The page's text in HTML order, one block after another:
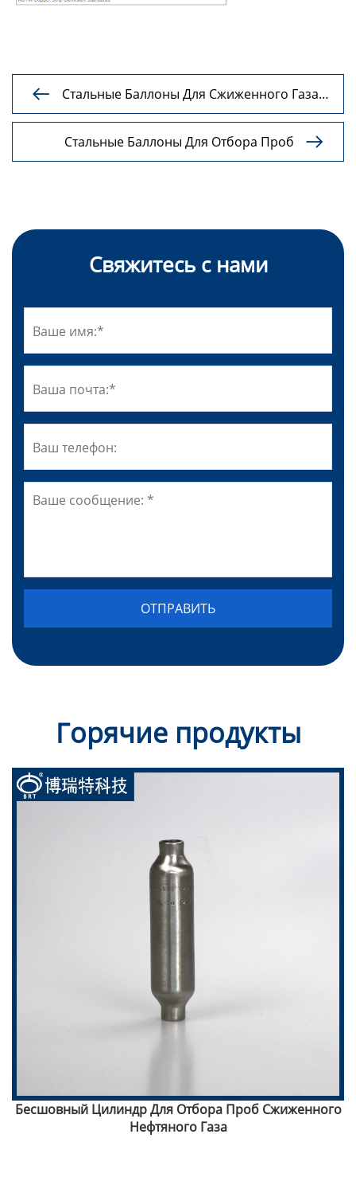

Стальные Баллоны Для Сжиженного Газа
Для Отбора Проб Сжиженного Нефтяного
Стальные Баллоны Для Отбора Проб
Природного Газа Низкого Давления

Свяжитесь с нами
Горячие продукты
Бесшовный Цилиндр Для Отбора Проб Сжиженного
Нефтяного Газа